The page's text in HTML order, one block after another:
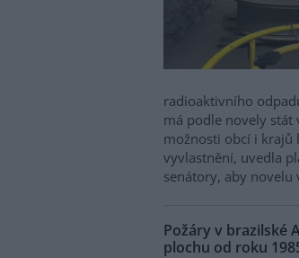
radioaktivního
má podle novely stát
možnosti obcí i krajů
vyvlastnění, uvedla
senátory, aby
Požáry v brazilské
plochu od roku